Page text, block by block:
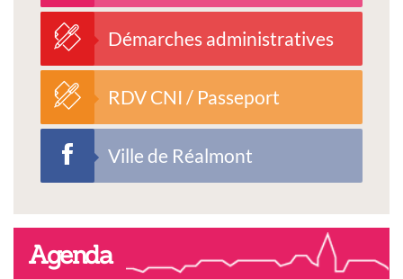
Démarches administratives
RDV CNI / Passeport
Ville de Réalmont
Agenda